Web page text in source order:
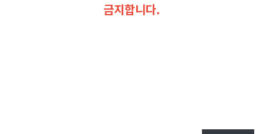
금지합니다.